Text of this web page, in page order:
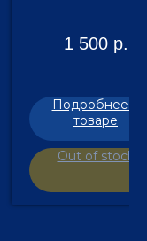
1 500 р.
Подробнее о
товаре
Out of stock